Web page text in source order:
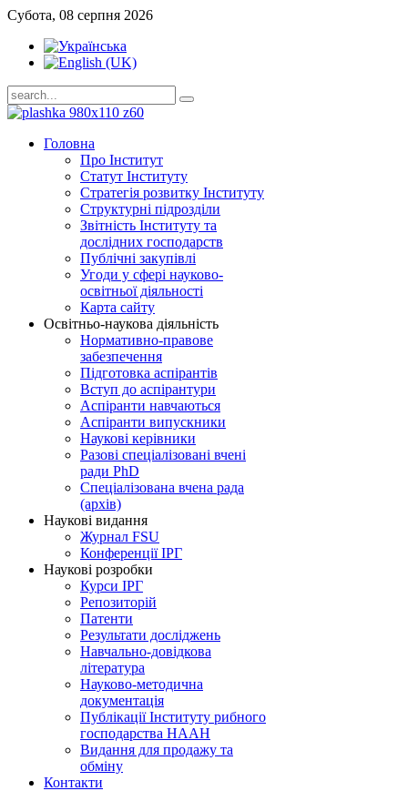
Субота, 08 серпня 2026
Головна
Про Інститут
Статут Інституту
Стратегія розвитку Інституту
Структурні підрозділи
Звітність Інституту та
дослідних господарств
Публічні закупівлі
Угоди у сфері науково-
освітньої діяльності
Карта сайту
Освітньо-наукова діяльність
Нормативно-правове
забезпечення
Підготовка аспірантів
Вступ до аспірантури
Аспіранти навчаються
Аспіранти випускники
Наукові керівники
Разові спеціалізовані вчені
ради PhD
Спеціалізована вчена рада
(архів)
Наукові видання
Журнал FSU
Конференції ІРГ
Наукові розробки
Курси ІРГ
Репозиторій
Патенти
Результати досліджень
Навчально-довідкова
література
Науково-методична
документація
Публікації Інституту рибного
господарства НААН
Видання для продажу та
обміну
Контакти